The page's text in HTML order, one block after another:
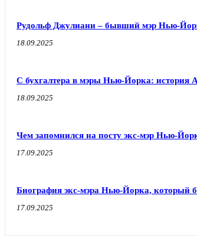
Рудольф Джулиани – бывший мэр Нью-
18.09.2025
С бухгалтера в мэры Нью-Йорка: история
18.09.2025
Чем запомнился на посту экс-мэр Нью-
17.09.2025
Биография экс-мэра Нью-Йорка, который
17.09.2025